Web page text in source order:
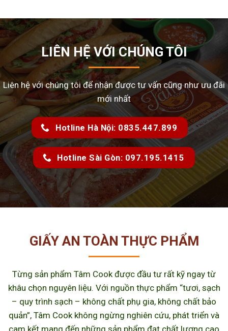
LIÊN HỆ VỚI CHÚNG TÔI
Liên hệ với chúng tôi để nhận được tư vấn cũng như ưu đãi
mới nhất
Hotline Hà Nội: 0835.447.899
Hotline Sài Gòn: 097.195.1415
GIẤY AN TOÀN THỰC PHẨM
Từng sản phẩm Tâm Cook được đầu tư rất kỹ ngay từ
khâu chọn nguyên liệu. Với nguồn thực phẩm “tươi, sạch
– quy trình sạch – không chất phụ gia, không chất bảo
quản”, Tâm Cook không ngừng nghiên cứu, phát triển và
cam kết mang đến những sản phẩm đạt chất lượng cao